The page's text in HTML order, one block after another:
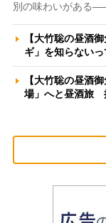
別の味わいがある
【大竹聡の昼酒
ギ」を知らない
【大竹聡の昼酒
場」へと昼酒旅